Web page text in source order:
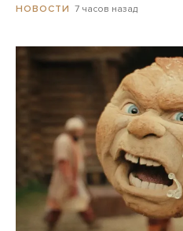
НОВОСТИ 7 часов назад